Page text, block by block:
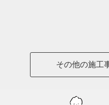
その他の施工